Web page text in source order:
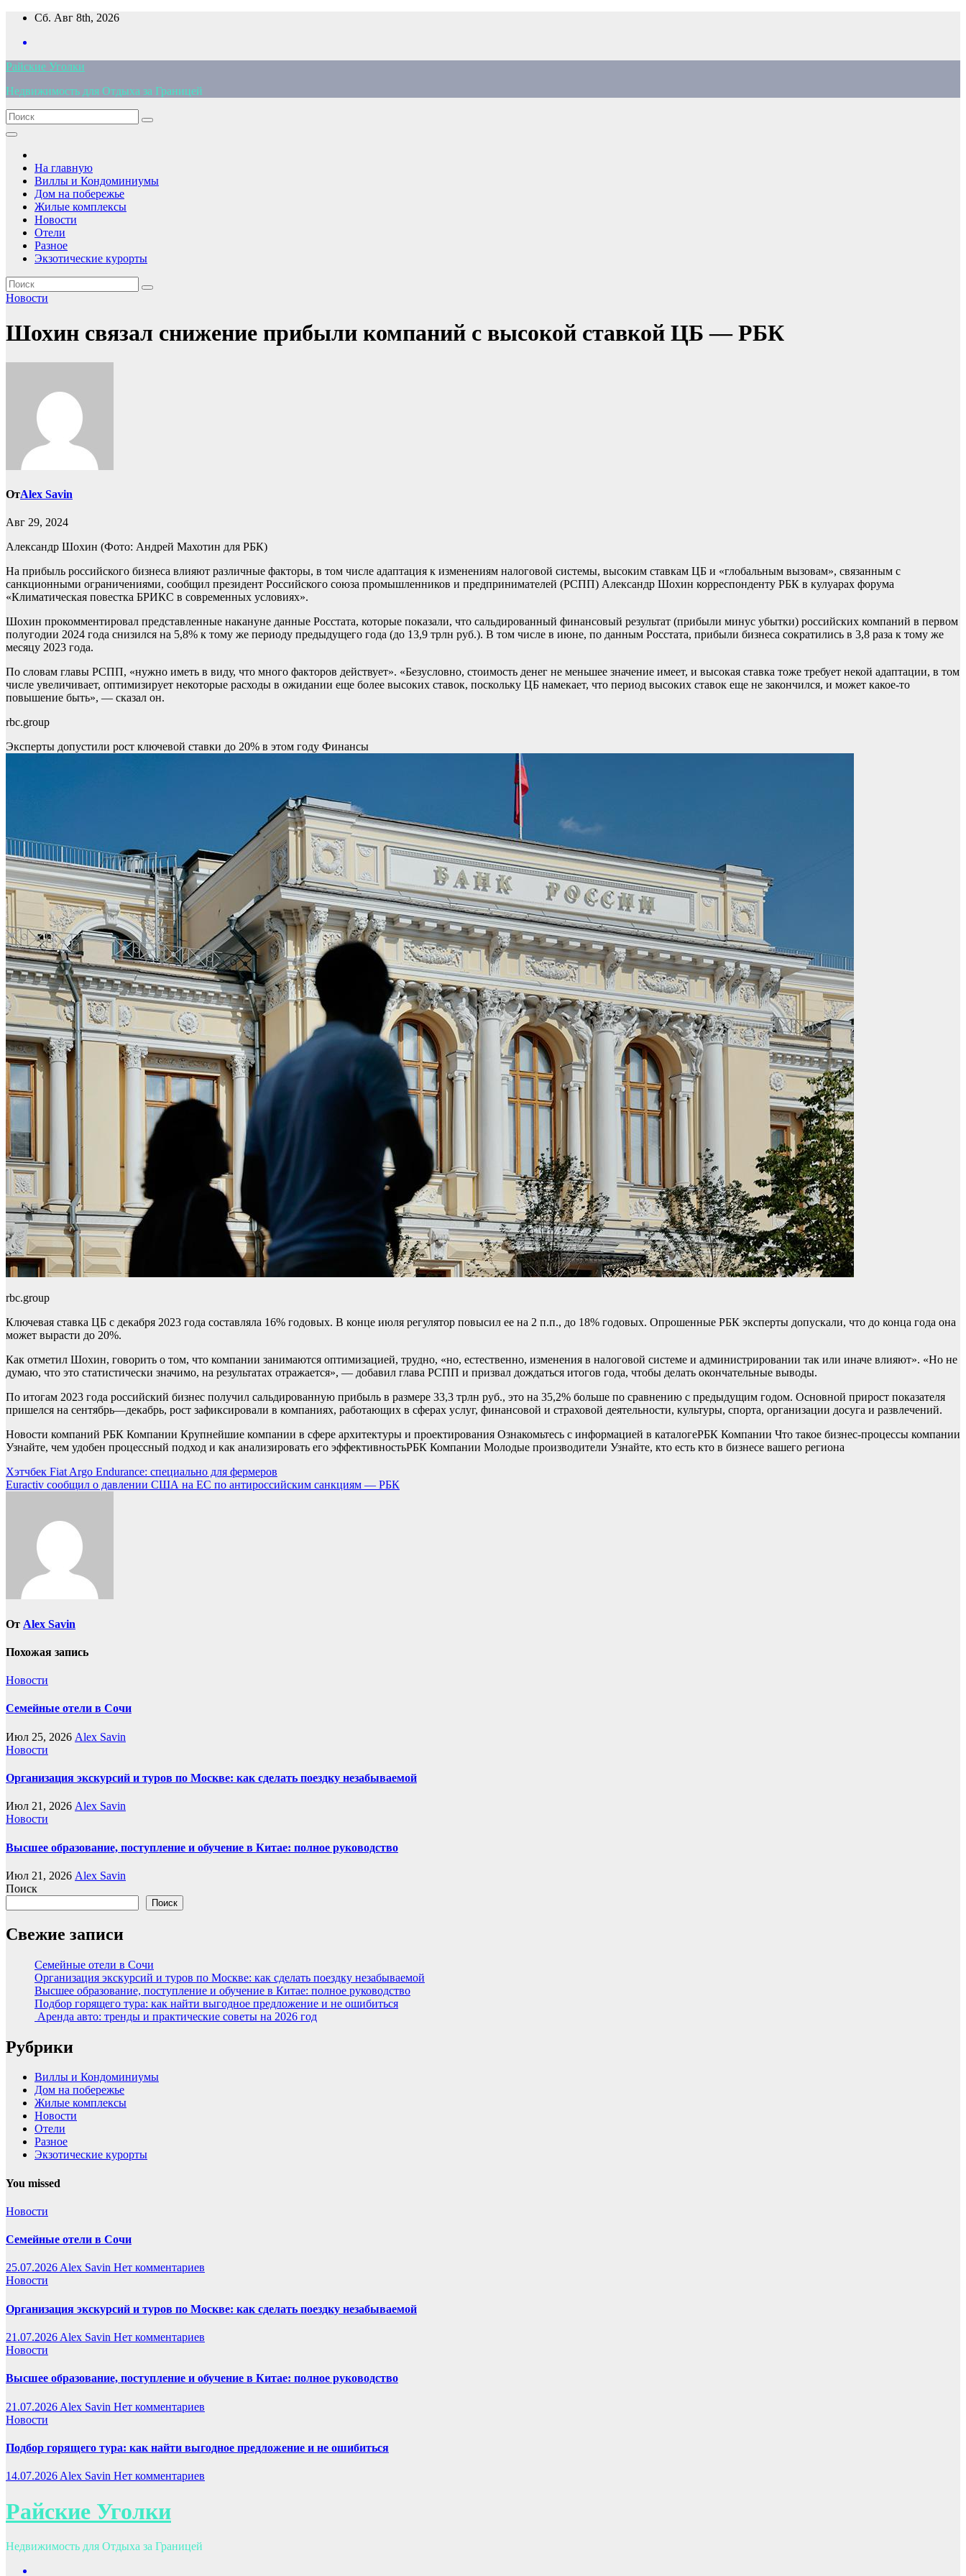
Перейти
содержимому
Сб. Авг 8th, 2026
Райские Уголки
Недвижимость для Отдыха за Границей
На главную
Виллы и Кондоминиумы
Дом на побережье
Жилые комплексы
Новости
Отели
Разное
Экзотические курорты
Новости
Шохин связал снижение прибыли компаний с высокой ставкой ЦБ — РБК
ОтAlex Savin
Авг 29, 2024
Александр Шохин (Фото: Андрей Махотин для РБК)
На прибыль российского бизнеса влияют различные факторы, в том числе адаптация к изменениям налоговой системы, высоким ставкам ЦБ и «глобальным вызовам», связанным с
санкционными ограничениями, сообщил президент Российского союза промышленников и предпринимателей (РСПП) Александр Шохин корреспонденту РБК в кулуарах форума
«Климатическая повестка БРИКС в современных условиях».
Шохин прокомментировал представленные накануне данные Росстата, которые показали, что сальдированный финансовый результат (прибыли минус убытки) российских компаний в первом
полугодии 2024 года снизился на 5,8% к тому же периоду предыдущего года (до 13,9 трлн руб.). В том числе в июне, по данным Росстата, прибыли бизнеса сократились в 3,8 раза к тому же
месяцу 2023 года.
По словам главы РСПП, «нужно иметь в виду, что много факторов действует». «Безусловно, стоимость денег не меньшее значение имеет, и высокая ставка тоже требует некой адаптации, в том
числе увеличивает, оптимизирует некоторые расходы в ожидании еще более высоких ставок, поскольку ЦБ намекает, что период высоких ставок еще не закончился, и может какое-то
повышение быть», — сказал он.
rbc.group
Эксперты допустили рост ключевой ставки до 20% в этом году Финансы
rbc.group
Ключевая ставка ЦБ с декабря 2023 года составляла 16% годовых. В конце июля регулятор повысил ее на 2 п.п., до 18% годовых. Опрошенные РБК эксперты допускали, что до конца года она
может вырасти до 20%.
Как отметил Шохин, говорить о том, что компании занимаются оптимизацией, трудно, «но, естественно, изменения в налоговой системе и администрировании так или иначе влияют». «Но не
думаю, что это статистически значимо, на результатах отражается», — добавил глава РСПП и призвал дождаться итогов года, чтобы делать окончательные выводы.
По итогам 2023 года российский бизнес получил сальдированную прибыль в размере 33,3 трлн руб., это на 35,2% больше по сравнению с предыдущим годом. Основной прирост показателя
пришелся на сентябрь—декабрь, рост зафиксировали в компаниях, работающих в сферах услуг, финансовой и страховой деятельности, культуры, спорта, организации досуга и развлечений.
Новости компаний РБК Компании Крупнейшие компании в сфере архитектуры и проектирования Ознакомьтесь с информацией в каталогеРБК Компании Что такое бизнес-процессы компании
Узнайте, чем удобен процессный подход и как анализировать его эффективностьРБК Компании Молодые производители Узнайте, кто есть кто в бизнесе вашего региона
Навигация
по
Хэтчбек Fiat Argo Endurance: специально для фермеров
Euractiv сообщил о давлении США на ЕС по антироссийским санкциям — РБК
От Alex Savin
Похожая запись
Новости
Семейные отели в Сочи
Июл 25, 2026 Alex Savin
Новости
Организация экскурсий и туров по Москве: как сделать поездку незабываемой
Июл 21, 2026 Alex Savin
Новости
Высшее образование, поступление и обучение в Китае: полное руководство
Июл 21, 2026 Alex Savin
Поиск
Поиск
Свежие записи
Семейные отели в Сочи
Организация экскурсий и туров по Москве: как сделать поездку незабываемой
Высшее образование, поступление и обучение в Китае: полное руководство
Подбор горящего тура: как найти выгодное предложение и не ошибиться
Аренда авто: тренды и практические советы на 2026 год
Рубрики
Виллы и Кондоминиумы
Дом на побережье
Жилые комплексы
Новости
Отели
Разное
Экзотические курорты
You missed
Новости
Семейные отели в Сочи
25.07.2026Alex Savin Нет комментариев
Новости
Организация экскурсий и туров по Москве: как сделать поездку незабываемой
21.07.2026 Alex Savin Нет комментариев
Новости
Высшее образование, поступление и обучение в Китае: полное руководство
21.07.2026 Alex Savin Нет комментариев
Новости
Подбор горящего тура: как найти выгодное предложение и не ошибиться
14.07.2026 Alex Savin Нет комментариев
Райские Уголки
Недвижимость для Отдыха за Границей